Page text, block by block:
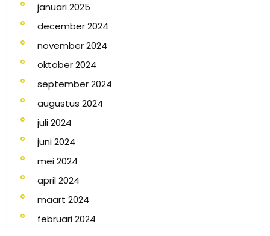
januari 2025
december 2024
november 2024
oktober 2024
september 2024
augustus 2024
juli 2024
juni 2024
mei 2024
april 2024
maart 2024
februari 2024